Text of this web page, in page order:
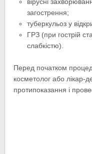
загострення;
туберкульоз у
ГРЗ (при гострій
слабкістю).
Перед початком
косметолог або лікар-
протипоказання і